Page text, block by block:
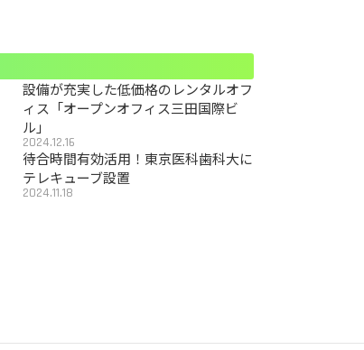
設備が充実した低価格のレンタルオフ
ィス「オープンオフィス三田国際ビ
ル」
2024.12.16
待合時間有効活用！東京医科歯科大に
テレキューブ設置
2024.11.18